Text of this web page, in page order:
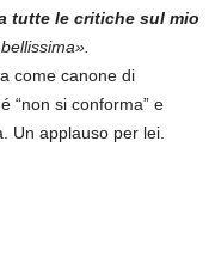
tutte le critiche sul mio
come canone di
“non si conforma” e
Un applauso per lei.